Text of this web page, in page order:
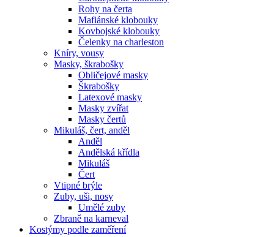
Rohy na čerta
Mafiánské klobouky
Kovbojské klobouky
Čelenky na charleston
Kníry, vousy
Masky, škrabošky
Obličejové masky
Škrabošky
Latexové masky
Masky zvířat
Masky čertů
Mikuláš, čert, anděl
Anděl
Andělská křídla
Mikuláš
Čert
Vtipné brýle
Zuby, uši, nosy
Umělé zuby
Zbraně na karneval
Kostýmy podle zaměření